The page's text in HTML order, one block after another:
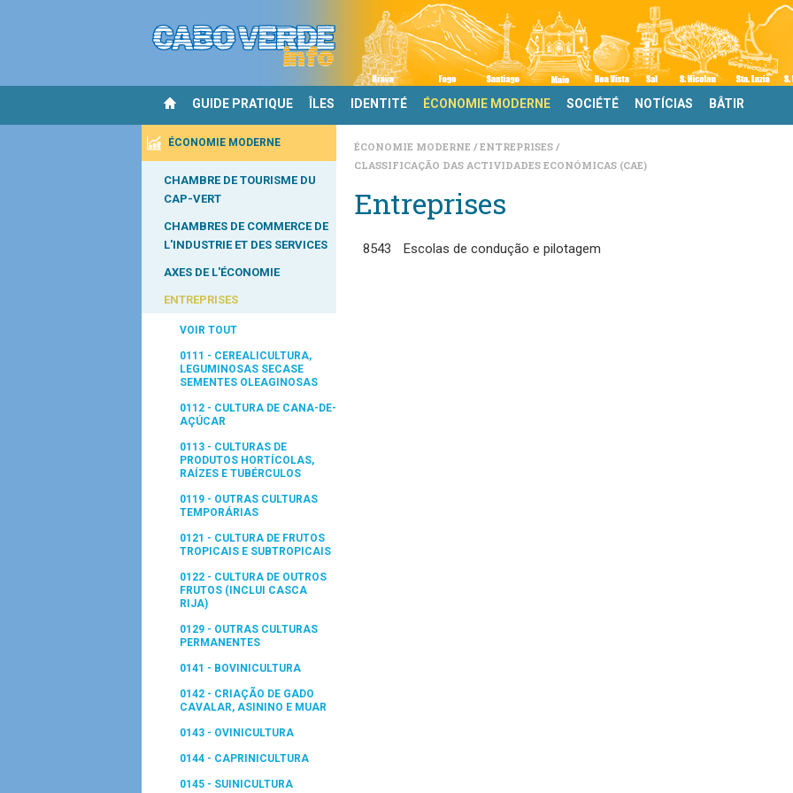
GUIDE PRATIQUE ÎLES IDENTITÉ ÉCONOMIE MODERNE SOCIÉTÉ NOTÍCIAS BÂTIR
ÉCONOMIE MODERNE
CHAMBRE DE TOURISME DU
CAP-VERT
CHAMBRES DE COMMERCE DE
L'INDUSTRIE ET DES SERVICES
AXES DE L'ÉCONOMIE
ENTREPRISES
VOIR TOUT
0111 - CEREALICULTURA,
LEGUMINOSAS SECASE
SEMENTES OLEAGINOSAS
0112 - CULTURA DE CANA-DE-
AÇÚCAR
0113 - CULTURAS DE
PRODUTOS HORTÍCOLAS,
RAÍZES E TUBÉRCULOS
0119 - OUTRAS CULTURAS
TEMPORÁRIAS
0121 - CULTURA DE FRUTOS
TROPICAIS E SUBTROPICAIS
0122 - CULTURA DE OUTROS
FRUTOS (INCLUI CASCA
RIJA)
0129 - OUTRAS CULTURAS
PERMANENTES
0141 - BOVINICULTURA
0142 - CRIAÇÃO DE GADO
CAVALAR, ASININO E MUAR
0143 - OVINICULTURA
0144 - CAPRINICULTURA
0145 - SUINICULTURA
ÉCONOMIE MODERNE
ENTREPRISES
CLASSIFICAÇÃO DAS ACTIVIDADES ECONÓMICAS (CAE)
Entreprises
8543 Escolas de condução e pilotagem